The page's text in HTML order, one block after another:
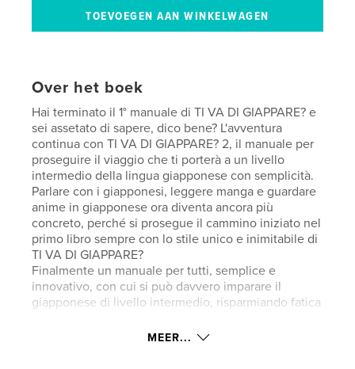
Over het boek
Hai terminato il 1° manuale di TI VA DI GIAPPARE? e
sei assetato di sapere, dico bene? L'avventura
continua con TI VA DI GIAPPARE? 2, il manuale per
proseguire il viaggio che ti porterà a un livello
intermedio della lingua giapponese con semplicità.
Parlare con i giapponesi, leggere manga e guardare
anime in giapponese ora diventa ancora più
concreto, perché si prosegue il cammino iniziato nel
primo libro sempre con lo stile unico e inimitabile di
TI VA DI GIAPPARE?
Finalmente un manuale per tutti, semplice e
innovativo, con cui si può davvero imparare il
giapponese di livello intermedio, risparmiando fatica
MEER...